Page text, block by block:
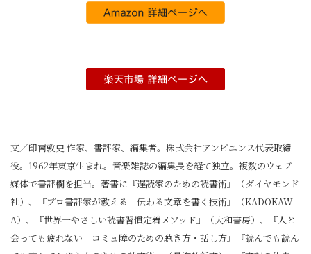
文／印南敦史 作家、書評家、編集者。株式会社アンビエンス代表取締
役。1962年東京生まれ。音楽雑誌の編集長を経て独立。複数のウェブ
媒体で書評欄を担当。著書に『遅読家のための読書術』（ダイヤモンド
社）、『プロ書評家が教える 伝わる文章を書く技術』（KADOKAW
A）、『世界一やさしい読書習慣定着メソッド』（大和書房）、『人と
会っても疲れない コミュ障のための聴き方・話し方』『読んでも読ん